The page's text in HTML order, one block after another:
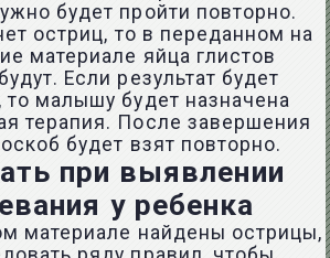
будет пройти повторно.
остриц, то в переданном на
материале яйца глистов
Если результат будет
малышу будет назначена
терапия. После завершения
будет взят повторно.
при выявлении
у ребенка
материале найдены острицы,